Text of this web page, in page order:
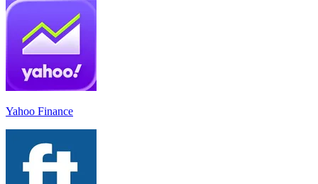
Yahoo Finance